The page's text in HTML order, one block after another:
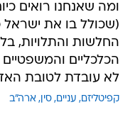
ומה שאנחנו רואים
(שכולל בו את
החלשות והתלויות, בלי
הכלכליים
לא עובדת לטובת
קפיטליזם עניים סין ארה"ב